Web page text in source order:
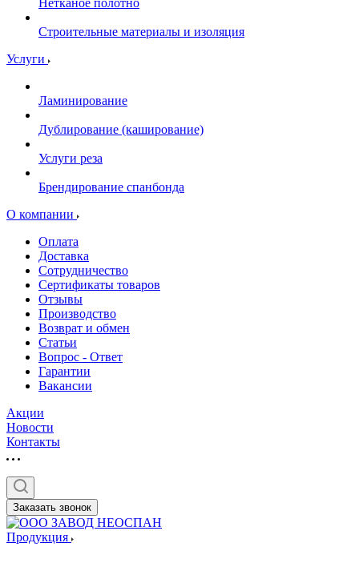
Нетканое полотно
Строительные материалы и изоляция
Услуги
Ламинирование
Дублирование (каширование)
Услуги реза
Брендирование спанбонда
О компании
Оплата
Доставка
Сотрудничество
Сертификаты товаров
Отзывы
Производство
Возврат и обмен
Статьи
Вопрос - Ответ
Гарантии
Вакансии
Акции
Новости
Контакты
Заказать звонок
Продукция